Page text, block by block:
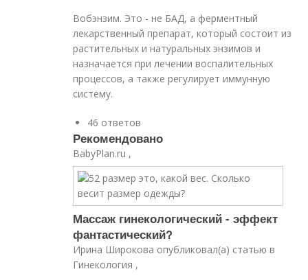
Вобэнзим. Это - не БАД, а ферментный
лекарственный препарат, который состоит из
растительных и натуральных энзимов и
назначается при лечении воспалительных
процессов, а также регулирует иммунную
систему.
46 ответов
Рекомендовано
BabyPlan.ru ,
Массаж гинекологический - эффект
фантастический?
Ирина Широкова опубликовал(а) статью в
Гинекология ,